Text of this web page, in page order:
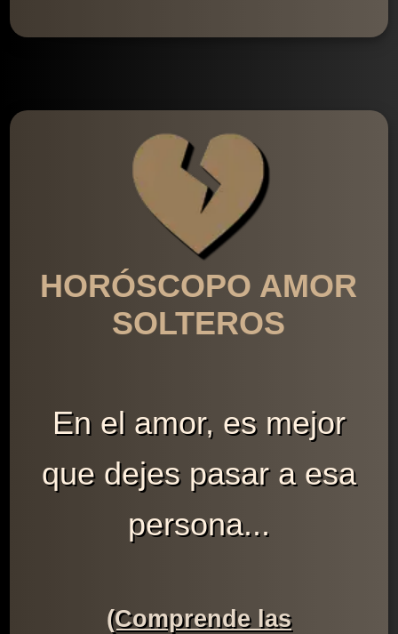
HORÓSCOPO AMOR
SOLTEROS
En el amor, es mejor
que dejes pasar a esa
persona...
(Comprende las